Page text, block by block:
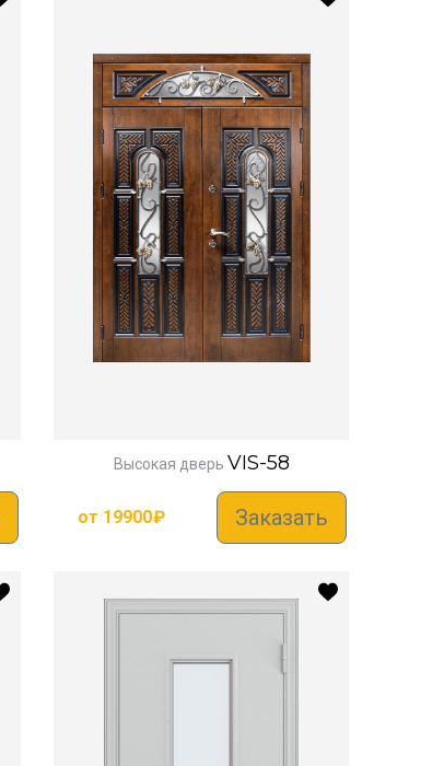
Высокая дверь VIS-58
от 19900₽ Заказать